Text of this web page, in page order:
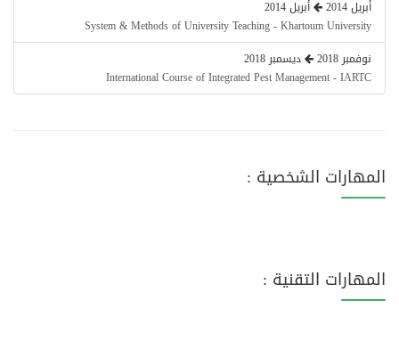
أبريل 2014
أبريل 2014
System & Methods of University Teaching - Khartoum University
نوفمبر 2018
ديسمبر 2018
International Course of Integrated Pest Management - IARTC
المهارات الشخصية :
المهارات التقنية :